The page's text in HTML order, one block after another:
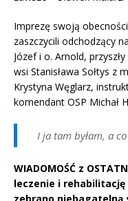
Imprezę swoją
zaszczycili odchodzący
Józef i o. Arnold,
wsi Stanisława Sołtys z
Krystyna Węglarz,
komendant OSP Michał
I ja tam byłam, a
WIADOMOŚĆ z
leczenie i rehabilitację